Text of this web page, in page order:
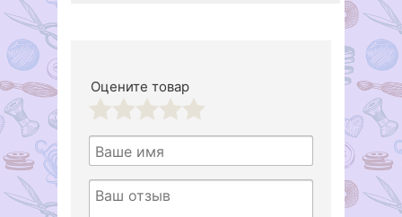
Оцените товар